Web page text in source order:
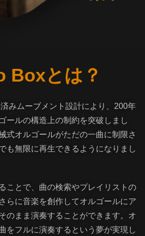
Boxとは？
みムーブメント設計により、200年
ールの構造上の制約を突破しまし
式オルゴールがただの一曲に制限さ
も無限に再生できるようになりまし
ことで、曲の検索やプレイリストの
らに音楽を創作してオルゴールにア
のまま演奏することができます。オ
をフルに演奏するという夢が実現し